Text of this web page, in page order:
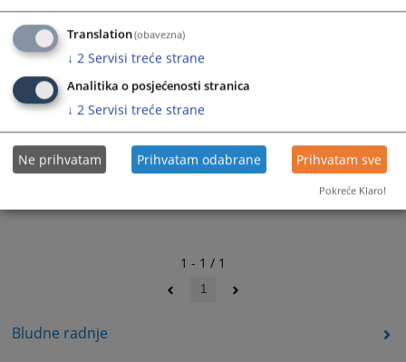
Bludne radnje
1 - 1 / 1
1
Translation(obavezna)
↓ 2 Servisi treće strane
Analitika o posjećenosti stranica
↓ 2 Servisi treće strane
Ne prihvatam Prihvatam odabrane Prihvatam sve
Pokreće Klaro!